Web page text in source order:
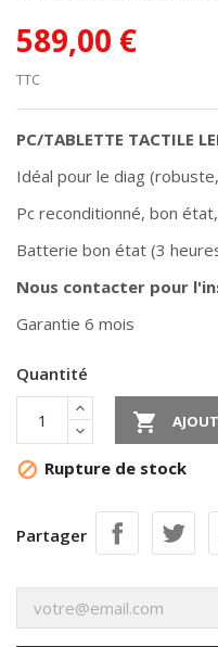
589,00 €
TTC
PC/TABLETTE TACTILE
Idéal pour le diag
Pc reconditionné, bon
Batterie bon état (3
Nous contacter pour
Garantie 6 mois
Quantité

 Rupture de stock
Partager